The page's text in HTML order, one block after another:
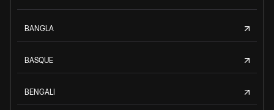
BANGLA
BASQUE
BENGALI